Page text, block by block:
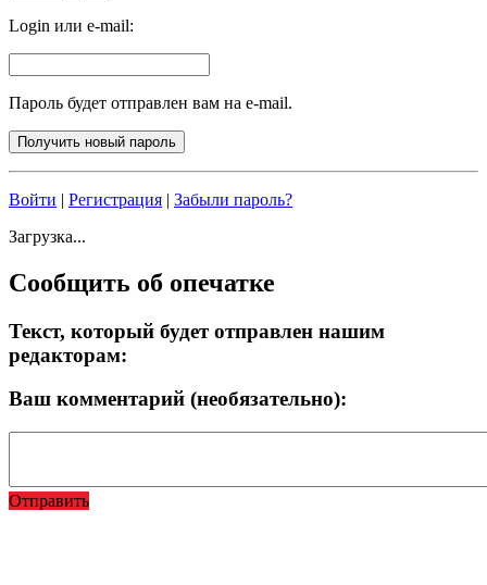
Login или e-mail:
Пароль будет отправлен вам на e-mail.
Войти | Регистрация | Забыли пароль?
Загрузка...
Сообщить об опечатке
Текст, который будет отправлен нашим
редакторам:
Ваш комментарий (необязательно):
Отправить